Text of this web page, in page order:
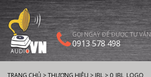
GỌI NGAY ĐỂ ĐƯỢC TƯ VẤN
0913 578 498
TRANG CHỦ >THƯƠNG HIỆU > JBL > 0_JBL_LOGO